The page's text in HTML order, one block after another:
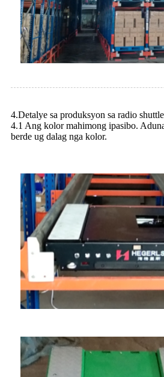
4.Detalye sa produksyon sa radio
4.1 Ang kolor mahimong ipasibo.
berde ug dalag nga kolor.